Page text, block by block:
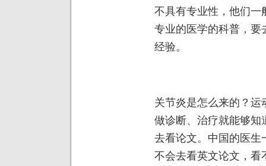
不具有专业性，他们一
专业的医学的科普，要
经验。
关节炎是怎么来的？
做诊断、治疗就能够知
去看论文。中国的医生
不会去看英文论文，看